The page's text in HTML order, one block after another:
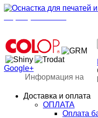
Доставка и оплата
ОПЛАТА
Оплата
Google+
Информация на